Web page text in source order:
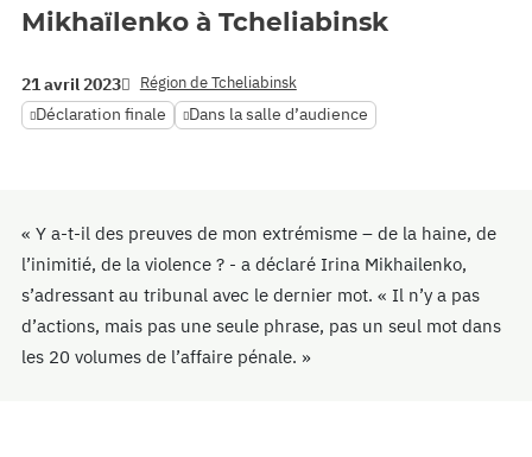
Mikhaïlenko à Tcheliabinsk
21 avril 2023 Région de Tcheliabinsk
Déclaration finale Dans la salle d’audience
« Y a-t-il des preuves de mon extrémisme – de la haine, de
l’inimitié, de la violence ? - a déclaré Irina Mikhailenko,
s’adressant au tribunal avec le dernier mot. « Il n’y a pas
d’actions, mais pas une seule phrase, pas un seul mot dans
les 20 volumes de l’affaire pénale. »